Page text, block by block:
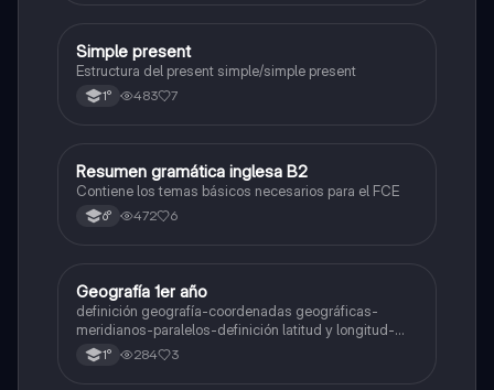
Inglés
Simple present
Estructura del present simple/simple present
1° 483 7
Inglés
Resumen gramática inglesa B2
Contiene los temas básicos necesarios para el FCE
6° 472 6
Geografía
Geografía 1er año
definición geografía-coordenadas geográficas-
meridianos-paralelos-definición latitud y longitud-
elementos del mapa-definición mapa-localización
relativa y absoluta
1° 284 3